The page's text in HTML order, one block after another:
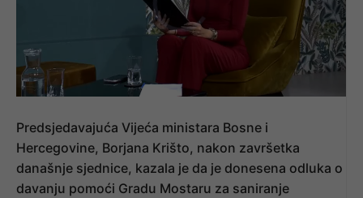
Predsjedavajuća Vijeća ministara Bosne i
Hercegovine, Borjana Krišto, nakon završetka
današnje sjednice, kazala je da je donesena odluka o
davanju pomoći Gradu Mostaru za saniranje